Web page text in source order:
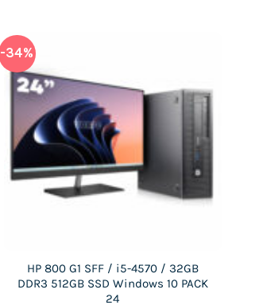
-34%
HP 800 G1 SFF / i5-4570 / 32GB
DDR3 512GB SSD Windows 10 PACK
24